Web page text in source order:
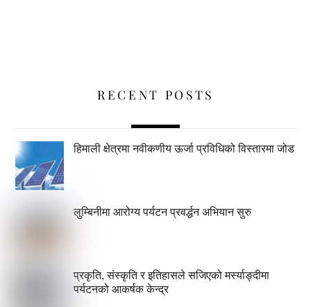
RECENT POSTS
हिमाली क्षेत्रमा नवीकणीय ऊर्जा प्रविधिको विस्तारमा जोड
लुम्बिनीमा आरोग्य पर्यटन प्रवर्द्धन अभियान सुरु
प्रकृति, संस्कृति र इतिहासले सजिएको मर्स्याङ्दीमा
पर्यटनको आकर्षक केन्द्र